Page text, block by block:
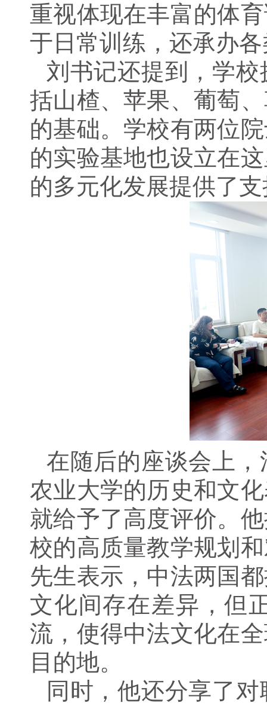
重视体现在丰富的体
于日常训练，还承办
刘书记还提到，学
括山楂、苹果、葡萄
的基础。学校有两位
的实验基地也设立在
的多元化发展提供了
在随后的座谈会上
农业大学的历史和文
就给予了高度评价。
校的高质量教学规划
先生表示，中法两国
文化间存在差异，但
流，使得中法文化在
目的地。
同时，他还分享了